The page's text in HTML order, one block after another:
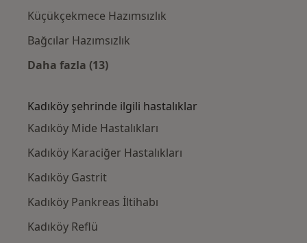
Küçükçekmece Hazımsızlık
Bağcılar Hazımsızlık
Daha fazla (13)
Kadıköy şehrinde ilgili hastalıklar
Kadıköy Mide Hastalıkları
Kadıköy Karaciğer Hastalıkları
Kadıköy Gastrit
Kadıköy Pankreas İltihabı
Kadıköy Reflü